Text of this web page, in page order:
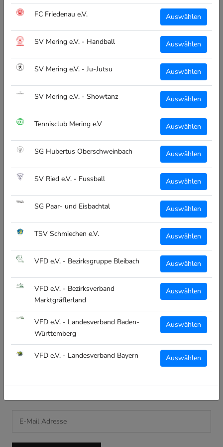
FC Friedenau e.V. Auswählen
SV Mering e.V. - Handball Auswählen
SV Mering e.V. - Ju-Jutsu Auswählen
SV Mering e.V. - Showtanz Auswählen
Tennisclub Mering e.V Auswählen
SG Hubertus Oberschweinbach Auswählen
SV Ried e.V. - Fussball Auswählen
SG Paar- und Eisbachtal Auswählen
TSV Schmiechen e.V. Auswählen
VFD e.V. - Bezirksgruppe Bleibach Auswählen
VFD e.V. - Bezirksverband
Marktgräflerland
Auswählen
VFD e.V. - Landesverband Baden-
Württemberg
Auswählen
VFD e.V. - Landesverband Bayern Auswählen
Und deine Vereinskasse profitiert auch davon!
WARUM CLUBTEXTIL.DE?
Wir stellen eine massgeschneiderte Plattform für
Teamsporthändler und Endkunden!
Abwicklung, Produktion, Veredelung und Versand alles aus
Teamsportanbieter -> Interesse für einen Shop für deine
Vereine, meld dich einfach bei uns!
ALLGEMEIN
Über Uns
Vereinsübersicht
Kontakt
RECHTLICHES
Impressum
Datenschutz
Widerruf
Versand
AGB